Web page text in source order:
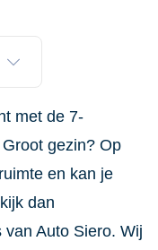
met de 7-
gezin? Op
en kan je
dan
van Auto Siero. Wij